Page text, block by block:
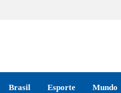
Brasil Esporte Mundo